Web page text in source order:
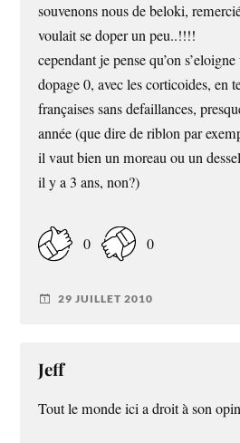
souvenons nous de beloki,
voulait se doper un peu..!!!!
cependant je pense qu’on
dopage 0, avec les corticoides, en
françaises sans defaillances,
année (que dire de riblon par
il vaut bien un moreau ou un
il y a 3 ans, non?)
0 0
29 JUILLET 2010
Jeff
Tout le monde ici a droit à son